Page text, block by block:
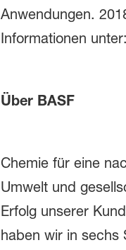
Anwendungen.
Informationen
Über BASF
Chemie für eine
Umwelt und
Erfolg unserer
haben wir in sechs